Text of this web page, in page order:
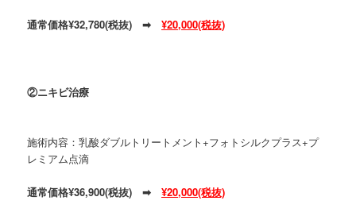
通常価格¥32,780(税抜) ➡¥20,000(税抜)
②ニキビ治療
施術内容：乳酸ダブルトリートメント+フォトシルクプラス+プ
レミアム点滴
通常価格¥36,900(税抜) ➡¥20,000(税抜)